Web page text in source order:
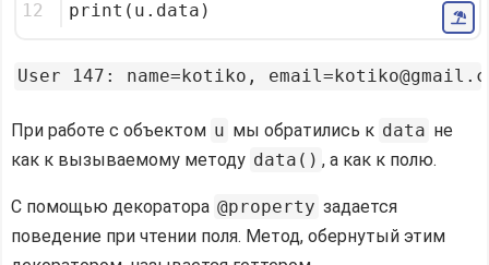
12
print(u.data)
При работе с объектом u мы обратились к data не
как к вызываемому методу data() , а как к полю.
С помощью декоратора @property задается
поведение при чтении поля. Метод, обернутый этим